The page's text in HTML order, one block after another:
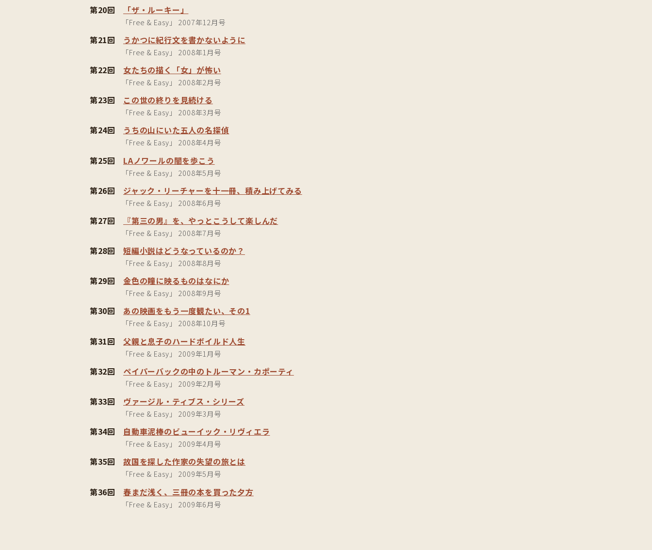
第20回 「ザ・ルーキー」
「Free & Easy」 2007年12月号
第21回 うかつに紀行文を書かないように
「Free & Easy」 2008年1月号
第22回 女たちの描く「女」が怖い
「Free & Easy」 2008年2月号
第23回 この世の終りを見続ける
「Free & Easy」 2008年3月号
第24回 うちの山にいた五人の名探偵
「Free & Easy」 2008年4月号
第25回 LAノワールの闇を歩こう
「Free & Easy」 2008年5月号
第26回 ジャック・リーチャーを十一冊、積み上げてみる
「Free & Easy」 2008年6月号
第27回 『第三の男』を、やっとこうして楽しんだ
「Free & Easy」 2008年7月号
第28回 短編小説はどうなっているのか？
「Free & Easy」 2008年8月号
第29回 金色の瞳に映るものはなにか
「Free & Easy」 2008年9月号
第30回 あの映画をもう一度観たい、その1
「Free & Easy」 2008年10月号
第31回 父親と息子のハードボイルド人生
「Free & Easy」 2009年1月号
第32回 ペイパーバックの中のトルーマン・カポーティ
「Free & Easy」 2009年2月号
第33回 ヴァージル・ティブス・シリーズ
「Free & Easy」 2009年3月号
第34回 自動車泥棒のビューイック・リヴィエラ
「Free & Easy」 2009年4月号
第35回 故国を探した作家の失望の旅とは
「Free & Easy」 2009年5月号
第36回 春まだ浅く、三冊の本を買った夕方
「Free & Easy」 2009年6月号